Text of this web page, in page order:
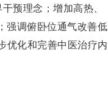
预理念；增加高热、
强调俯卧位通气改善低
优化和完善中医治疗内